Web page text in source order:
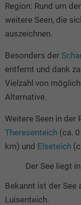
Region: Rund um
weitere Seen, die
auszeichnen.
Besonders der
entfernt und dank
Vielzahl von
Alternative.
Weitere Seen in der
Theresenteich (ca.
km) und Elseteich
Der See liegt
Bekannt ist der See
Luisenteich.